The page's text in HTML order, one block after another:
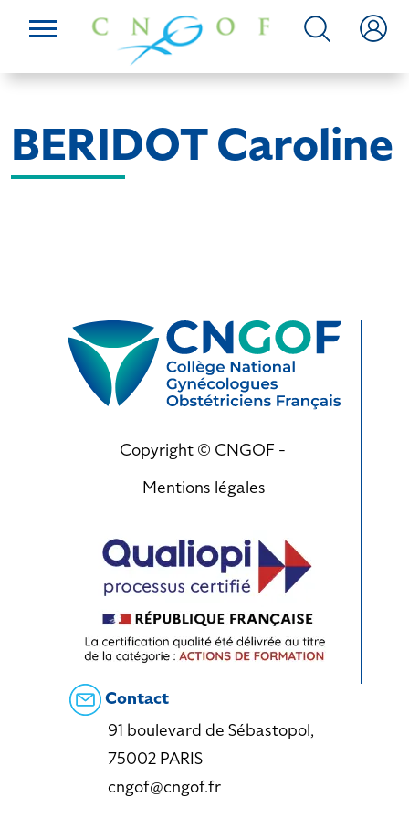
BERIDOT Caroline
Copyright © CNGOF -
Mentions légales
Contact
91 boulevard de Sébastopol,
75002 PARIS
cngof@cngof.fr